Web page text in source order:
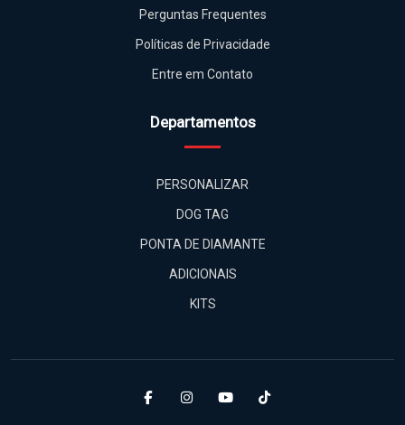
Perguntas Frequentes
Políticas de Privacidade
Entre em Contato
Departamentos
PERSONALIZAR
DOG TAG
PONTA DE DIAMANTE
ADICIONAIS
KITS